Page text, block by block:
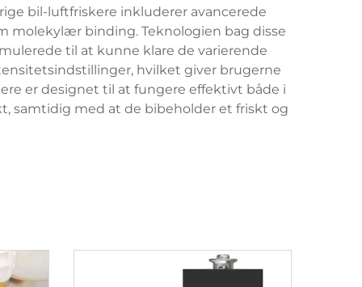
bil-luftfriskere inkluderer avancerede
binding. Teknologien bag disse
til at kunne klare de varierende
hvilket giver brugerne
er designet til at fungere effektivt både i
samtidig med at de bibeholder et friskt og